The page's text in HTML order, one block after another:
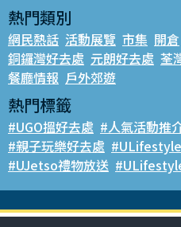
熱門類別
網民熱話 活動展覽 市集 開倉
銅鑼灣好去處 元朗好去處 荃
餐廳情報 戶外郊遊
熱門標籤
#UGO搵好去處 #人氣活動推
#親子玩樂好去處
#UJetso禮物放送